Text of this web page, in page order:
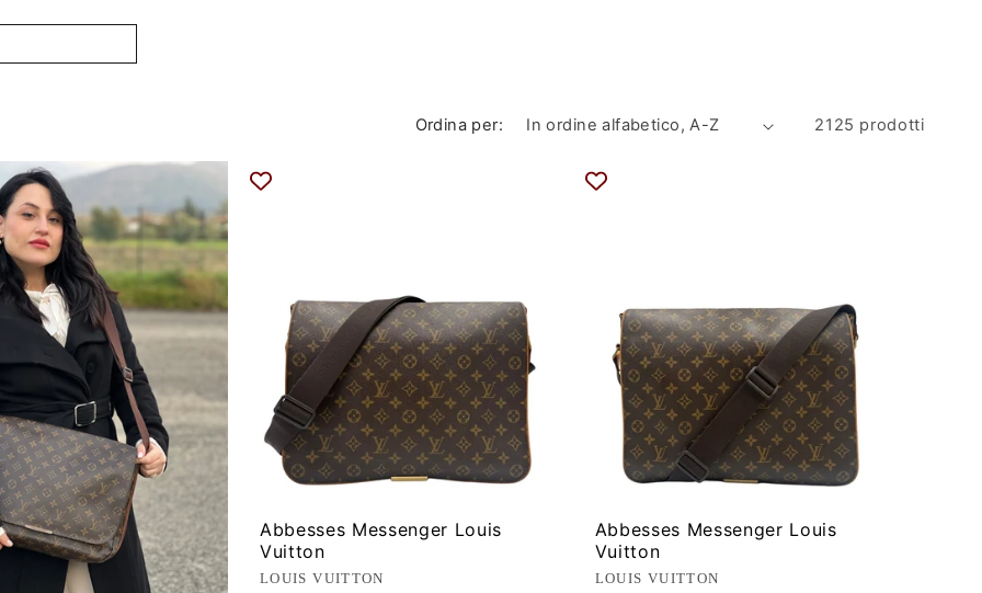
Ordina per: 2125 prodotti
Abbesses Messenger Louis
Vuitton
Produttore:
LOUIS VUITTON
Abbesses Messenger Louis
Vuitton
Produttore:
LOUIS VUITTON